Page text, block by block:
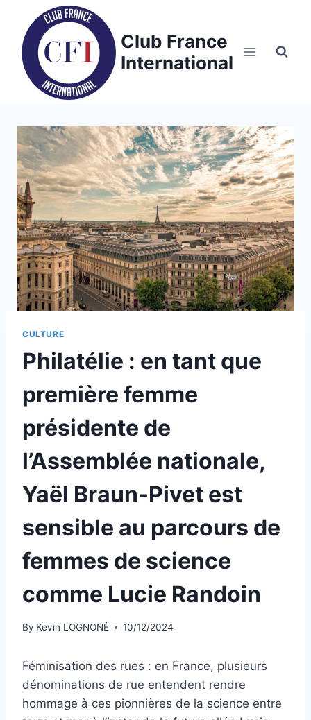
content
Club France
International
CULTURE
Philatélie : en tant que
première femme
présidente de
l’Assemblée nationale,
Yaël Braun-Pivet est
sensible au parcours de
femmes de science
comme Lucie Randoin
By Kevin LOGNONÉ 10/12/2024
Féminisation des rues : en France, plusieurs
dénominations de rue entendent rendre
hommage à ces pionnières de la science entre